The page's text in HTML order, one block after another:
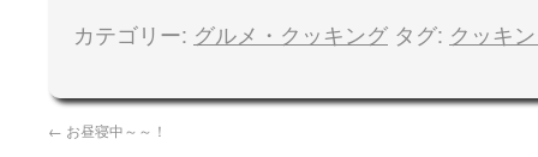
カテゴリー: グルメ・クッキング タグ: クッキ
← お昼寝中～～！